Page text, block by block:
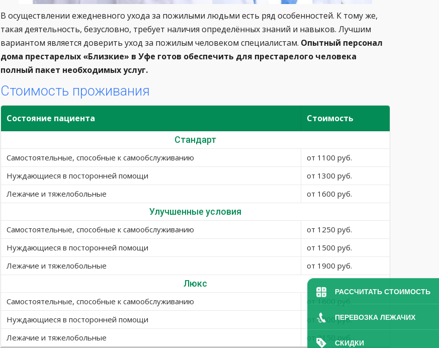
РАССЧИТАТЬ СТОИМОСТЬ
ПЕРЕВОЗКА ЛЕЖАЧИХ
СКИДКИ
В осуществлении ежедневного ухода за пожилыми людьми есть ряд особенностей. К тому же,
такая деятельность, безусловно, требует наличия определённых знаний и навыков. Лучшим
вариантом является доверить уход за пожилым человеком специалистам. Опытный персонал
дома престарелых «Близкие» в Уфе готов обеспечить для престарелого человека
полный пакет необходимых услуг.
Стоимость проживания
Состояние пациента Стоимость
Стандарт
Самостоятельные, способные к самообслуживанию
от 1100 руб.
Нуждающиеся в посторонней помощи
от 1300 руб.
Лежачие и тяжелобольные
от 1600 руб.
Улучшенные условия
Самостоятельные, способные к самообслуживанию
от 1250 руб.
Нуждающиеся в посторонней помощи
от 1500 руб.
Лежачие и тяжелобольные
от 1900 руб.
Люкс
Самостоятельные, способные к самообслуживанию
от 1600 руб.
Нуждающиеся в посторонней помощи
от 1900 руб.
Лежачие и тяжелобольные
от 2150 руб.